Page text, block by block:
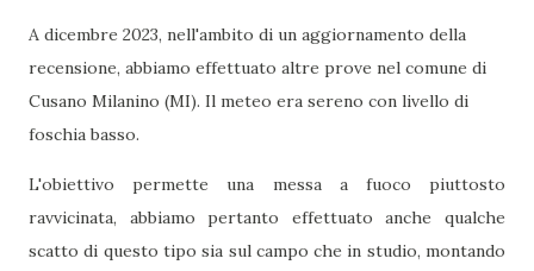
A dicembre 2023, nell'ambito di un aggiornamento della
recensione, abbiamo effettuato altre prove nel comune di
Cusano Milanino (MI). Il meteo era sereno con livello di
foschia basso.
L'obiettivo permette una messa a fuoco piuttosto
ravvicinata, abbiamo pertanto effettuato anche qualche
scatto di questo tipo sia sul campo che in studio, montando